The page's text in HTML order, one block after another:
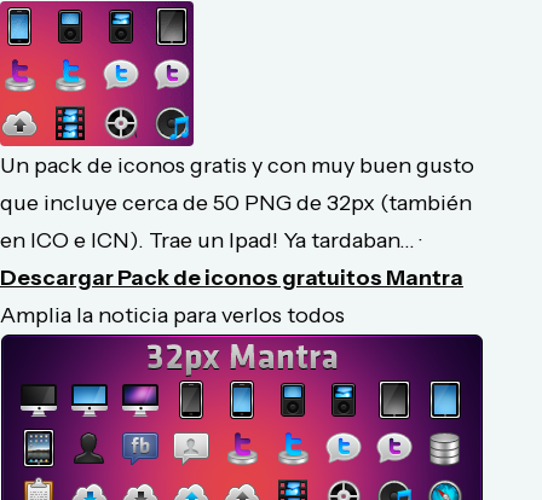
Un pack de iconos gratis y con muy buen gusto
que incluye cerca de 50 PNG de 32px (también
en ICO e ICN). Trae un Ipad! Ya tardaban... ·
Descargar Pack de iconos gratuitos Mantra
Amplia la noticia para verlos todos